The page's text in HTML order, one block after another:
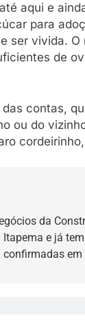
aqui e
para
ser vivida.
de
contas,
ou do
da
Itapema e já
confirmadas